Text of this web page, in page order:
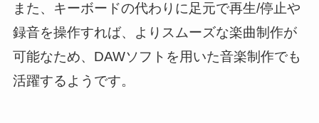
また、キーボードの代わりに足元で再生/停止や
録音を操作すれば、よりスムーズな楽曲制作が
可能なため、DAWソフトを用いた音楽制作でも
活躍するようです。